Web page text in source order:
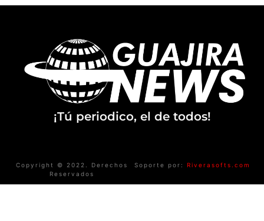
¡Tú periodico, el de todos!
Copyright © 2022. Derechos
Reservados
Soporte por: Riverasofts.com